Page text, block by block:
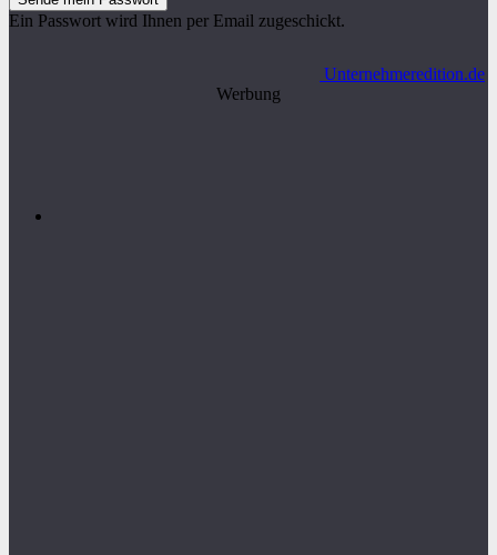
Ein Passwort wird Ihnen per Email zugeschickt.
Unternehmeredition.de
Werbung